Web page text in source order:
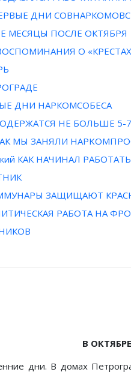
ДНИ
МЕСЯЦЫ ПОСЛЕ ОКТЯБРЯ
О
ДНИ НАРКОМСОБЕСА
НЕ БОЛЬШЕ 5-
МЫ ЗАНЯЛИ
КАК НАЧИНАЛ
ЗАЩИЩАЮТ
РАБОТА НА
В ОКТЯБРЕ
дни. В домах